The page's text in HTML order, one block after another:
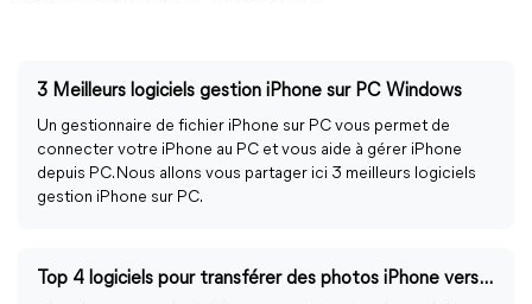
3 Meilleurs logiciels gestion iPhone sur PC Windows
Un gestionnaire de fichier iPhone sur PC vous permet de
connecter votre iPhone au PC et vous aide à gérer iPhone
depuis PC. Nous allons vous partager ici 3 meilleurs logiciels
gestion iPhone sur PC.
Top 4 logiciels pour transférer des photos iPhone vers PC gratuits !